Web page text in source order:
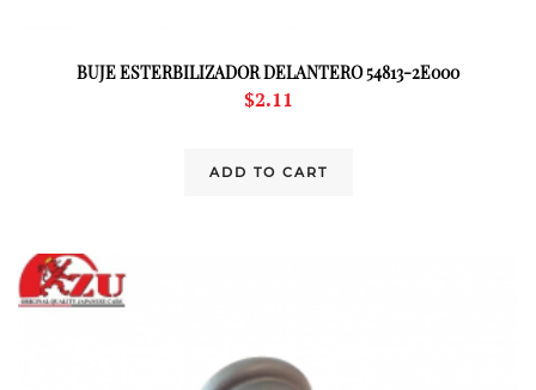
BUJE ESTERBILIZADOR DELANTERO 54813-2E000
$2.11
ADD TO CART